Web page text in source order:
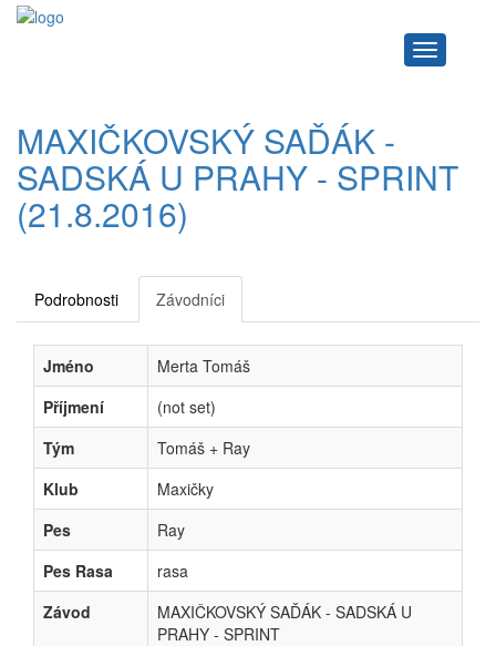
Navigace
MAXIČKOVSKÝ SAĎÁK -
SADSKÁ U PRAHY - SPRINT
(21.8.2016)
Podrobnosti Závodníci
Jméno
Merta Tomáš
Příjmení
(not set)
Tým
Tomáš + Ray
Klub
Maxičky
Pes
Ray
Pes Rasa
rasa
Závod
MAXIČKOVSKÝ SAĎÁK - SADSKÁ U
PRAHY - SPRINT